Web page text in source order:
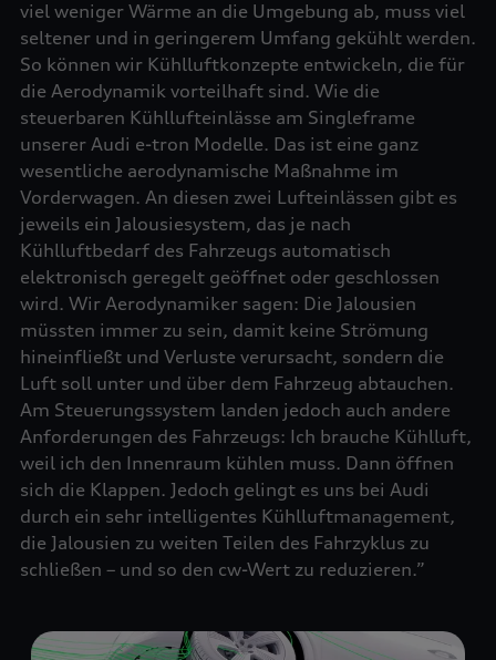
viel weniger Wärme an die Umgebung ab, muss viel
seltener und in geringerem Umfang gekühlt werden.
So können wir Kühlluftkonzepte entwickeln, die für
die Aerodynamik vorteilhaft sind. Wie die
steuerbaren Kühllufteinlässe am Singleframe
unserer Audi e-tron Modelle. Das ist eine ganz
wesentliche aerodynamische Maßnahme im
Vorderwagen. An diesen zwei Lufteinlässen gibt es
jeweils ein Jalousiesystem, das je nach
Kühlluftbedarf des Fahrzeugs automatisch
elektronisch geregelt geöffnet oder geschlossen
wird. Wir Aerodynamiker sagen: Die Jalousien
müssten immer zu sein, damit keine Strömung
hineinfließt und Verluste verursacht, sondern die
Luft soll unter und über dem Fahrzeug abtauchen.
Am Steuerungssystem landen jedoch auch andere
Anforderungen des Fahrzeugs: Ich brauche Kühlluft,
weil ich den Innenraum kühlen muss. Dann öffnen
sich die Klappen. Jedoch gelingt es uns bei Audi
durch ein sehr intelligentes Kühlluftmanagement,
die Jalousien zu weiten Teilen des Fahrzyklus zu
schließen – und so den cw-Wert zu reduzieren.”